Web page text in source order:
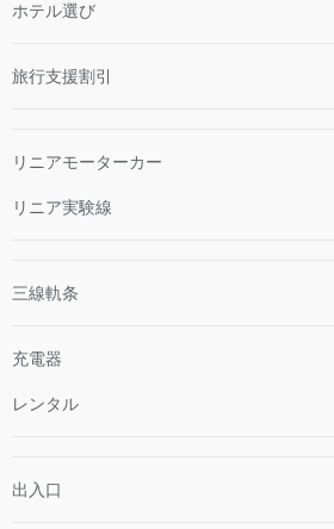
ホテル選び
旅行支援割引
リニアモーターカー
リニア実験線
三線軌条
充電器
レンタル
出入口